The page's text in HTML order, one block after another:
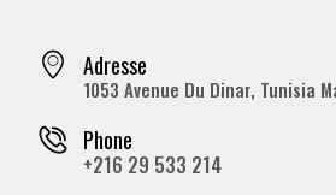
Adresse
1053 Avenue Du Dinar, Tunisia
Phone
+216 29 533 214